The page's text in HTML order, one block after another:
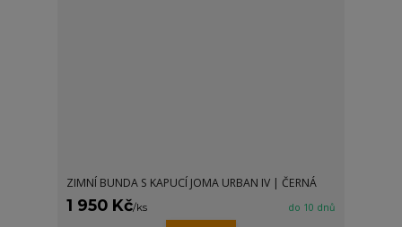
ZIMNÍ BUNDA S KAPUCÍ JOMA URBAN IV | ČERNÁ
1 950 Kč/ks do 10 dnů